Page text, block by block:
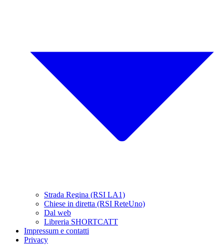
Strada Regina (RSI LA1)
Chiese in diretta (RSI ReteUno)
Dal web
Libreria SHORTCATT
Impressum e contatti
Privacy